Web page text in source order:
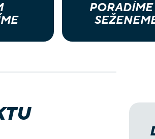
PORADÍME